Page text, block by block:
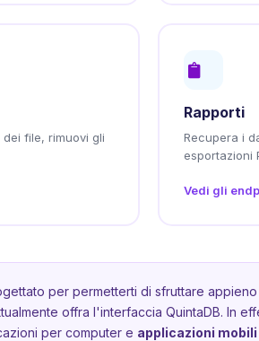
file, rimuovi gli
Rapporti
Recupera i
esportazioni
Vedi gli
per permetterti di sfruttare
offra l'interfaccia QuintaDB. In
per computer e applicazioni mobili